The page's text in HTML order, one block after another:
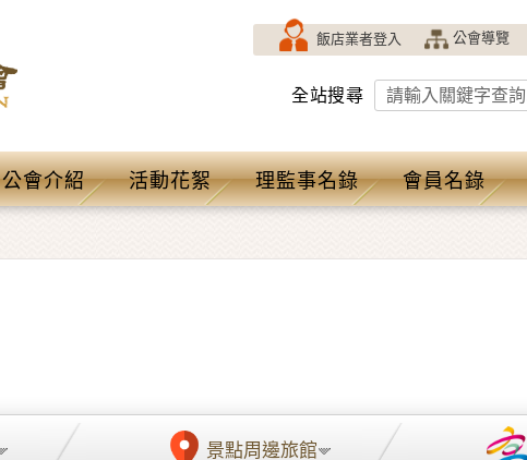
飯店業者登入 公會導覽
全站搜尋
公會介紹 活動花絮 理監事名錄 會員名錄
景點周邊旅館